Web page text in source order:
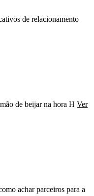
de relacionamento
de beijar na hora H Ver
achar parceiros para a